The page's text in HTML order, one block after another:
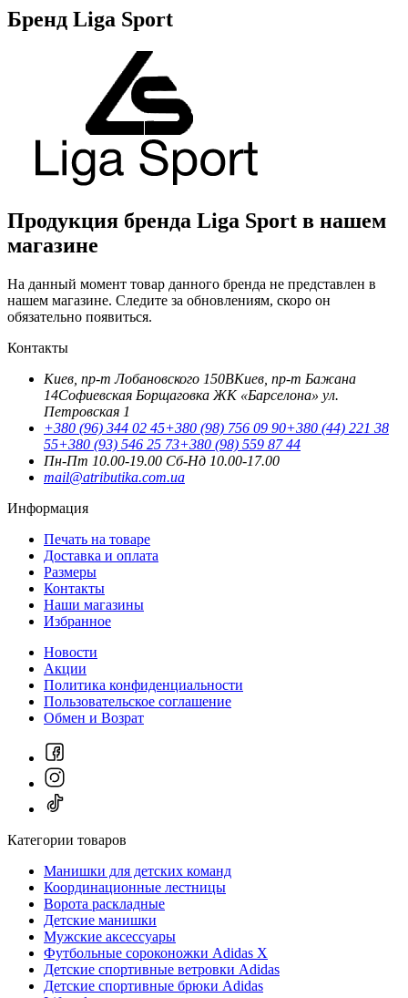
Бренд Liga Sport
Продукция бренда Liga Sport в нашем
магазине
На данный момент товар данного бренда не представлен в
нашем магазине. Следите за обновлениям, скоро он
обязательно появиться.
Контакты
Киев, пр-т Лобановского 150ВКиев, пр-т Бажана
14Софиевская Борщаговка ЖК «Барселона» ул.
Петровская 1
+380 (96) 344 02 45+380 (98) 756 09 90+380 (44) 221 38
55+380 (93) 546 25 73+380 (98) 559 87 44
Пн-Пт 10.00-19.00 Cб-Нд 10.00-17.00
mail@atributika.com.ua
Информация
Печать на товаре
Доставка и оплата
Размеры
Контакты
Наши магазины
Избранное
Новости
Акции
Политика конфиденциальности
Пользовательское соглашение
Обмен и Возрат
Категории товаров
Манишки для детских команд
Координационные лестницы
Ворота раскладные
Детские манишки
Мужские аксессуары
Футбольные сороконожки Adidas Х
Детские спортивные ветровки Adidas
Детские спортивные брюки Adidas